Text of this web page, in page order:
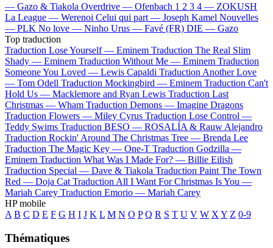
— Gazo & Tiakola Overdrive — Ofenbach 1 2 3 4 — ZOKUSH
La League — Werenoi Celui qui part — Joseph Kamel Nouvelles
— PLK No love — Ninho Urus — Favé (FR) DIE — Gazo
Top traduction
Traduction Lose Yourself — Eminem Traduction The Real Slim
Shady — Eminem Traduction Without Me — Eminem Traduction
Someone You Loved — Lewis Capaldi Traduction Another Love
— Tom Odell Traduction Mockingbird — Eminem Traduction Can't
Hold Us — Macklemore and Ryan Lewis Traduction Last
Christmas — Wham Traduction Demons — Imagine Dragons
Traduction Flowers — Miley Cyrus Traduction Lose Control —
Teddy Swims Traduction BESO — ROSALÍA & Rauw Alejandro
Traduction Rockin' Around The Christmas Tree — Brenda Lee
Traduction The Magic Key — One-T Traduction Godzilla —
Eminem Traduction What Was I Made For? — Billie Eilish
Traduction Special — Dave & Tiakola Traduction Paint The Town
Red — Doja Cat Traduction All I Want For Christmas Is You —
Mariah Carey Traduction Emorio — Mariah Carey
HP mobile
A B C D E F G H I J K L M N O P Q R S T U V W XY Z 0-9
Thématiques